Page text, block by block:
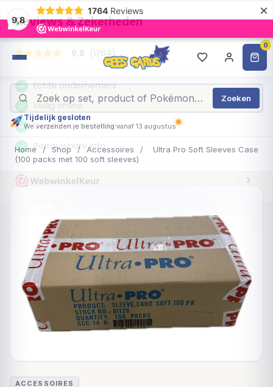
9,8
1764 Reviews ×
0
Zoeken
Tijdelijk gesloten
We verzenden je bestelling vanaf 13 augustus
Home / Shop / Accessoires /
Ultra Pro Soft Sleeves Case
(100 packs met 100 soft sleeves)
ACCESSOIRES